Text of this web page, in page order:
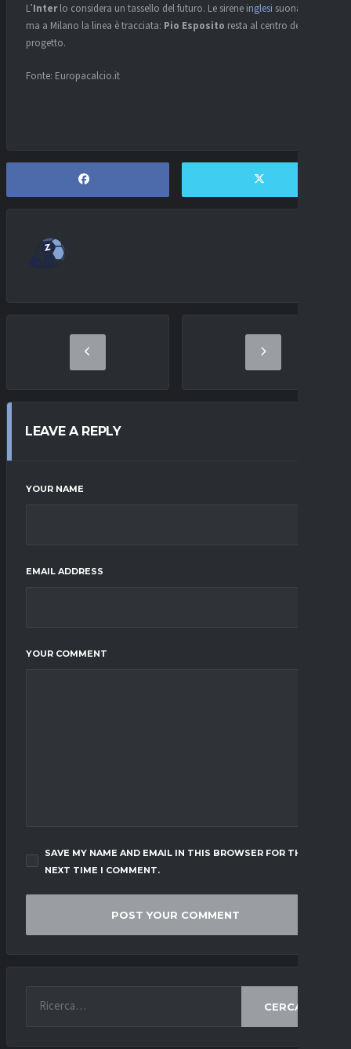
L’Interlo considera un tassello del futuro. Le sirene inglesi suonano,
ma a Milano la linea è tracciata: Pio Esposito resta al centro del
progetto.
Fonte: Europacalcio.it
LEAVE A REPLY
YOUR NAME
EMAIL ADDRESS
YOUR COMMENT
SAVE MY NAME AND EMAIL IN THIS BROWSER FOR THE
NEXT TIME I COMMENT.
CERCA